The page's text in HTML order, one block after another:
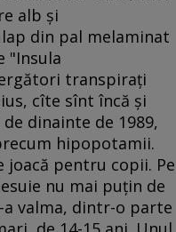
alb şi
din pal melaminat
"Insula
transpiraţi
cîte sînt încă şi
dinainte de 1989,
hipopotamii.
joacă pentru copii. Pe
nu mai puţin de
valma, dintr-o parte